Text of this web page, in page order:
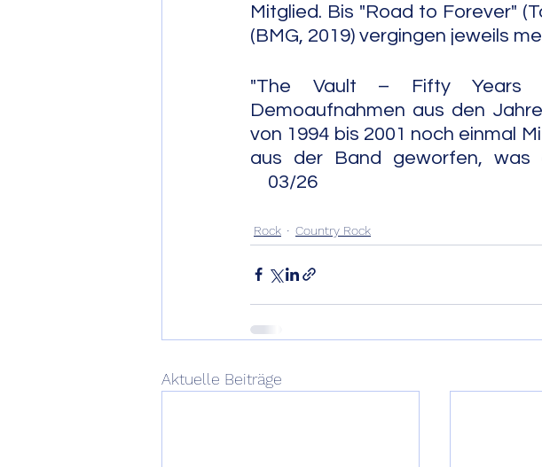
Mitglied. Bis "Road to Forever"
(BMG, 2019) vergingen jeweils
"The Vault – Fifty Years
Demoaufnahmen aus den
von 1994 bis 2001 noch einmal
aus der Band geworfen, was
03/26
Rock Country Rock
Aktuelle Beiträge